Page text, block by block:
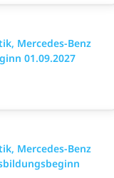
Mercedes-Benz
01.09.2027
Mercedes-Benz